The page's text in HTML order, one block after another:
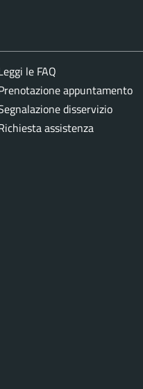
le FAQ
appuntamento
disservizio
assistenza